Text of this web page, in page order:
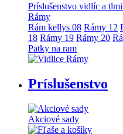
Príslušenstvo vidlíc a
Rámy
Rám kellys 08 Rámy 12
18 Rámy 19 Rámy 20
Patky na ram
Príslušenstvo
Akciové sady